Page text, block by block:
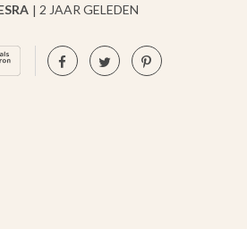
2 JAAR GELEDEN